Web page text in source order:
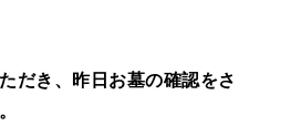
だき、昨日お墓の確認をさ